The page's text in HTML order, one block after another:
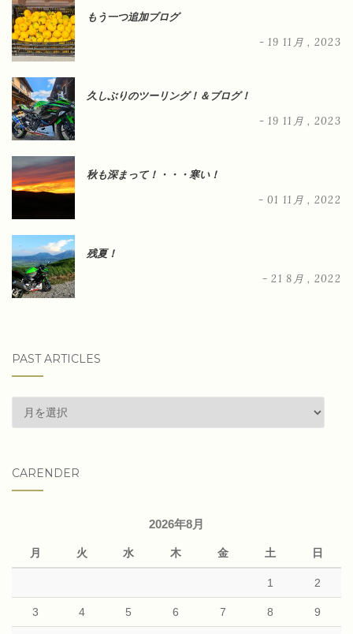
もう一つ追加ブログ
- 19 11月 , 2023
久しぶりのツーリング！＆ブログ！
- 19 11月 , 2023
秋も深まって！・・・寒い！
- 01 11月 , 2022
残夏！
- 21 8月 , 2022
PAST ARTICLES
past
articles
CARENDER
2026年8月
月 火 水 木 金 土 日
1 2
3 4 5 6 7 8 9